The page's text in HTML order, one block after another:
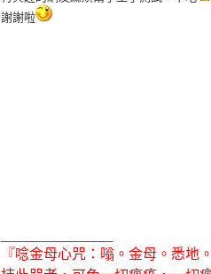
謝謝啦
『唸金母心咒：嗡。金母。悉地